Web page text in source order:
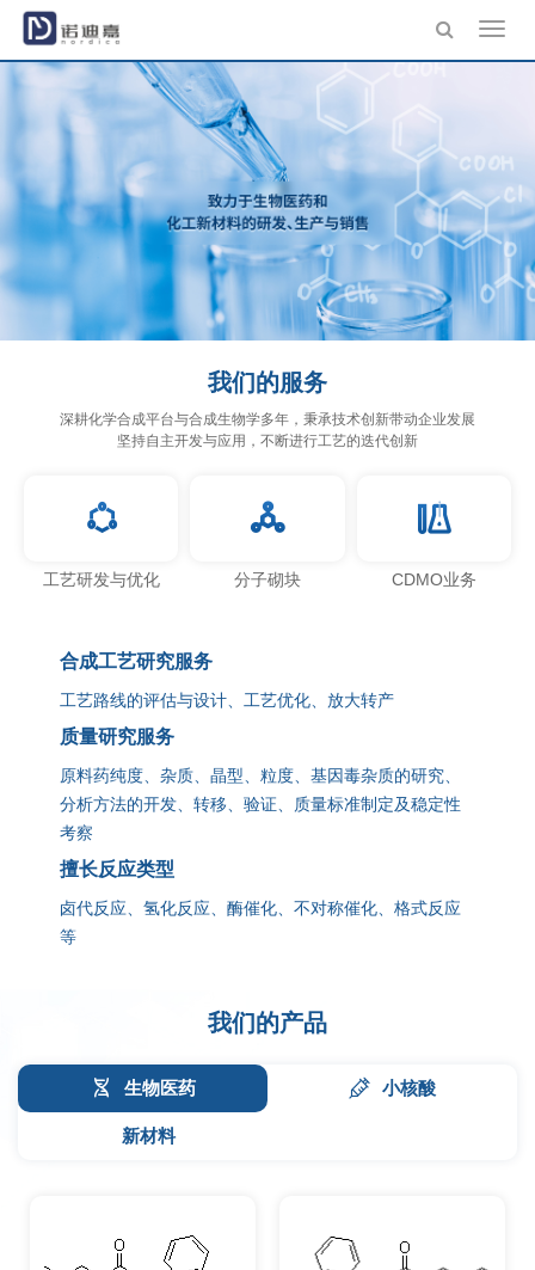
我们的服务
深耕化学合成平台与合成生物学多年，秉承技术创新带动企业发展
坚持自主开发与应用，不断进行工艺的迭代创新
工艺研发与优化 分子砌块 CDMO业务
合成工艺研究服务
工艺路线的评估与设计、工艺优化、放大转产
质量研究服务
原料药纯度、杂质、晶型、粒度、基因毒杂质的研究、
分析方法的开发、转移、验证、质量标准制定及稳定性
考察
擅长反应类型
卤代反应、氢化反应、酶催化、不对称催化、格式反应
等
我们的产品
生物医药 小核酸
新材料